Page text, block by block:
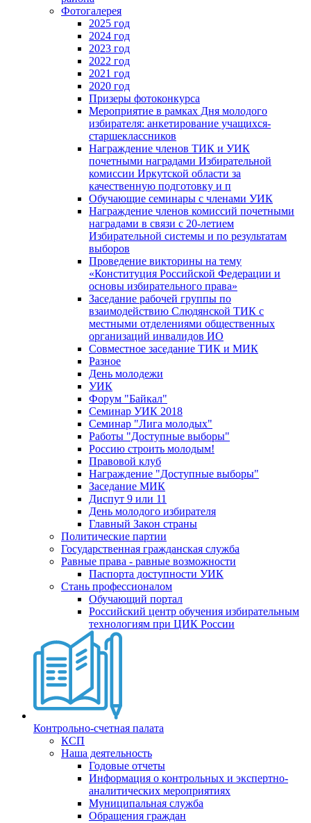
Фотогалерея
2025 год
2024 год
2023 год
2022 год
2021 год
2020 год
Призеры фотоконкурса
Мероприятие в рамках Дня молодого
избирателя: анкетирование учащихся-
старшеклассников
Награждение членов ТИК и УИК
почетными наградами Избирательной
комиссии Иркутской области за
качественную подготовку и п
Обучающие семинары с членами УИК
Награждение членов комиссий почетными
наградами в связи с 20-летием
Избирательной системы и по результатам
выборов
Проведение викторины на тему
«Конституция Российской Федерации и
основы избирательного права»
Заседание рабочей группы по
взаимодействию Слюдянской ТИК с
местными отделениями общественных
организаций инвалидов ИО
Совместное заседание ТИК и МИК
Разное
День молодежи
УИК
Форум "Байкал"
Семинар УИК 2018
Семинар "Лига молодых"
Работы "Доступные выборы"
Россию строить молодым!
Правовой клуб
Награждение "Доступные выборы"
Заседание МИК
Диспут 9 или 11
День молодого избирателя
Главный Закон страны
Политические партии
Государственная гражданская служба
Равные права - равные возможности
Паспорта доступности УИК
Стань профессионалом
Обучающий портал
Российский центр обучения избирательным
технологиям при ЦИК России
Контрольно-счетная палата
КСП
Наша деятельность
Годовые отчеты
Информация о контрольных и экспертно-
аналитических мероприятиях
Муниципальная служба
Обращения граждан